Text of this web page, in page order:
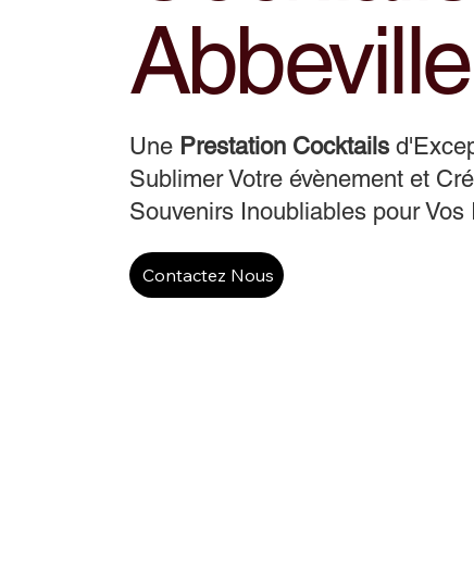
Abbeville
Une Prestation Cocktails
Sublimer Votre évènement et
Souvenirs Inoubliables pour Vos
Contactez Nous